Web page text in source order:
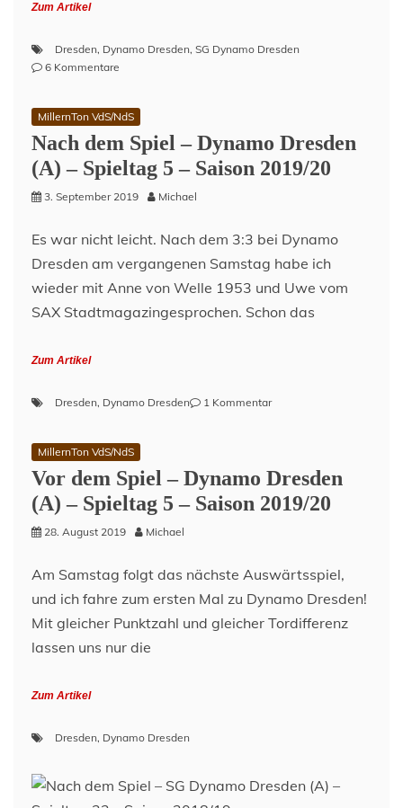
Zum Artikel
Dresden, Dynamo Dresden, SG Dynamo Dresden
6 Kommentare
Spiel
–
Dynamo
Dresden
(H)
9
–
MillernTon VdS/NdS
Nach dem Spiel – Dynamo Dresden
(A) – Spieltag 5 – Saison 2019/20
3. September 2019 Michael
Es war nicht leicht. Nach dem 3:3 bei Dynamo
Dresden am vergangenen Samstag habe ich
wieder mit Anne von Welle 1953 und Uwe vom
SAX Stadtmagazingesprochen. Schon das
Zum Artikel
Dresden, Dynamo Dresden 1 Kommentarzu
–
Dresden
5
–
Saison
MillernTon VdS/NdS
Vor dem Spiel – Dynamo Dresden
(A) – Spieltag 5 – Saison 2019/20
28. August 2019 Michael
Am Samstag folgt das nächste Auswärtsspiel,
und ich fahre zum ersten Mal zu Dynamo Dresden!
Mit gleicher Punktzahl und gleicher Tordifferenz
lassen uns nur die
Zum Artikel
Dresden, Dynamo Dresden